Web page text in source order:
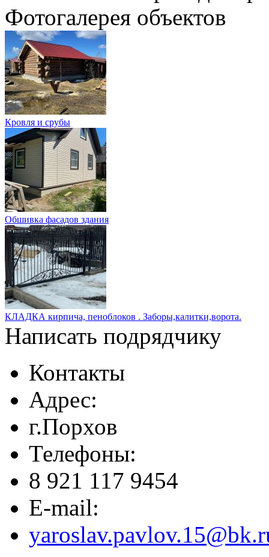
Фотогалерея объектов
Кровля и срубы
Обшивка фасадов здания
КЛАДКА кирпича, пеноблоков . Заборы,калитки,ворота.
Написать подрядчику
Контакты
Адрес:
г.Порхов
Телефоны:
8 921 117 9454
E-mail: